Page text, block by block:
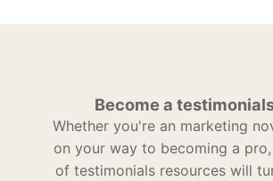
Become a
Whether you're an marketing
on your way to becoming a
of testimonials resources will